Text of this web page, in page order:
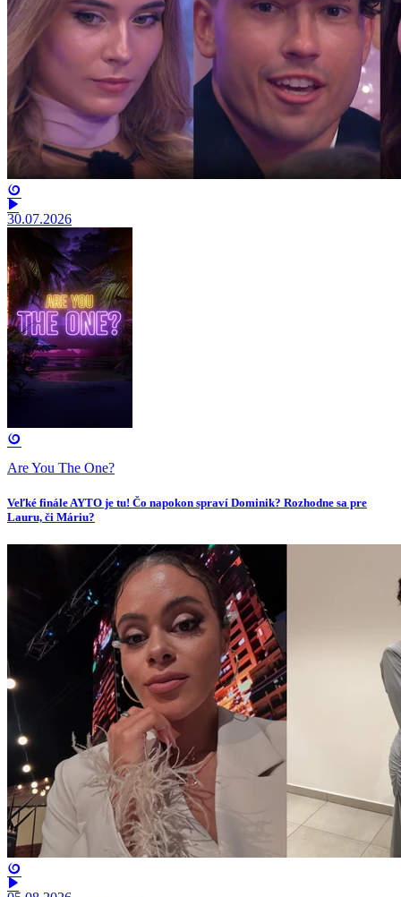
30.07.2026
Are You The One?
Veľké finále AYTO je tu! Čo napokon spraví Dominik? Rozhodne sa pre
Lauru, či Máriu?